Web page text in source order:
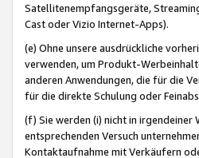
Satellitenempfangsgeräte,
Cast oder Vizio Internet-Apps).
(e) Ohne unsere ausdrückliche
verwenden, um Produkt-
anderen Anwendungen, die für die
für die direkte Schulung oder
(f) Sie werden (i) nicht in irgendeiner
entsprechenden Versuch
Kontaktaufnahme mit Verkäufern